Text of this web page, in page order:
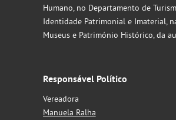
Humano, no Departamento de
Identidade Patrimonial e Imaterial,
Museus e Património Histórico, da
Responsável Político
Vereadora
Manuela Ralha